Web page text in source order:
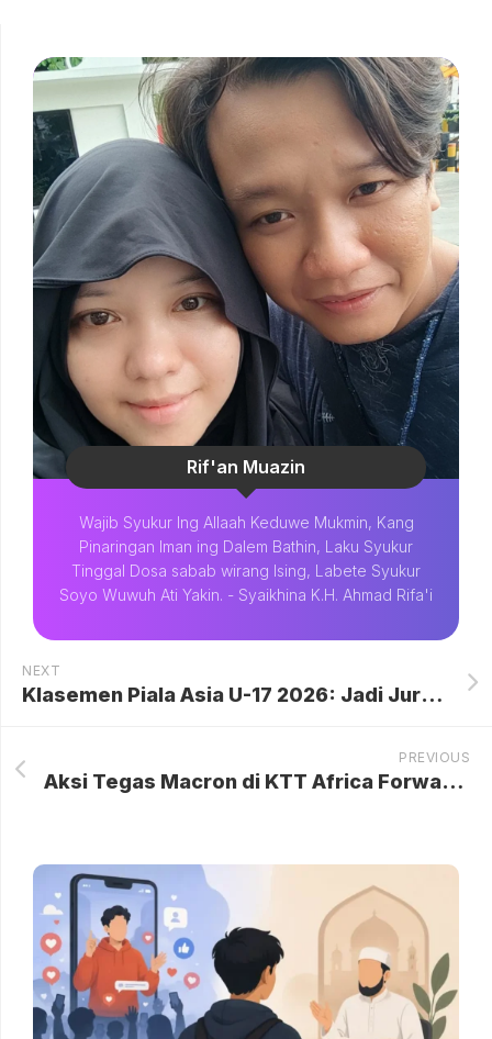
Rif'an Muazin
Wajib Syukur Ing Allaah Keduwe Mukmin, Kang
Pinaringan Iman ing Dalem Bathin, Laku Syukur
Tinggal Dosa sabab wirang Ising, Labete Syukur
Soyo Wuwuh Ati Yakin. - Syaikhina K.H. Ahmad Rifa'i
NEXT
Klasemen Piala Asia U-17 2026: Jadi Juru Kunci Grup B, Indonesia Tersingkir dan Kehilangan Tiket Piala Dunia U-17
PREVIOUS
Aksi Tegas Macron di KTT Africa Forward: Tegur Hadirin yang Berisik Demi Menjaga Marwah Diplomasi